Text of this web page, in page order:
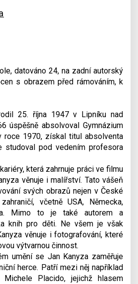
datováno 24, na zadní autorský
s obrazem před rámováním, k
25. října 1947 v Lipníku nad
úspěšně absolvoval Gymnázium
roce 1970, získal titul absolventa
studoval pod vedením profesora
která zahrnuje práci ve filmu
věnuje i malířství. Tato vášeň
svých obrazů nejen v České
včetně USA, Německa,
Mimo to je také autorem a
knih pro děti. Ne všem je však
věnuje i fotografování, které
výtvarnou činnost.
umění se Jan Kanyza zaměřuje
herce. Patří mezi něj například
Michele Placido, jejichž hlasem